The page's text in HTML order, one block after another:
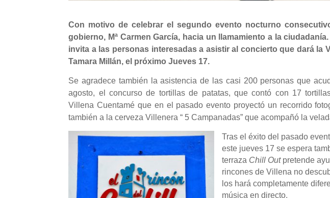
Con motivo de celebrar el segundo evento nocturno
gobierno, Mª Carmen García, hacia un llamamiento a la
invita a las personas interesadas a asistir al concierto que dará la
Tamara Millán, el próximo Jueves 17.
Se agradece también la asistencia de las casi 200 personas que
agosto, el concurso de tortillas de patatas, que contó con 17
Villena Cuentamé que en el pasado evento proyectó un recorrido
también a la cerveza Villenera “ 5 Campanadas” que acompañó la vel
Tras el éxito del pasado
este jueves 17 se espera
terraza Chill Outpretende
rincones de Villena no
los hará completamente
música en directo.